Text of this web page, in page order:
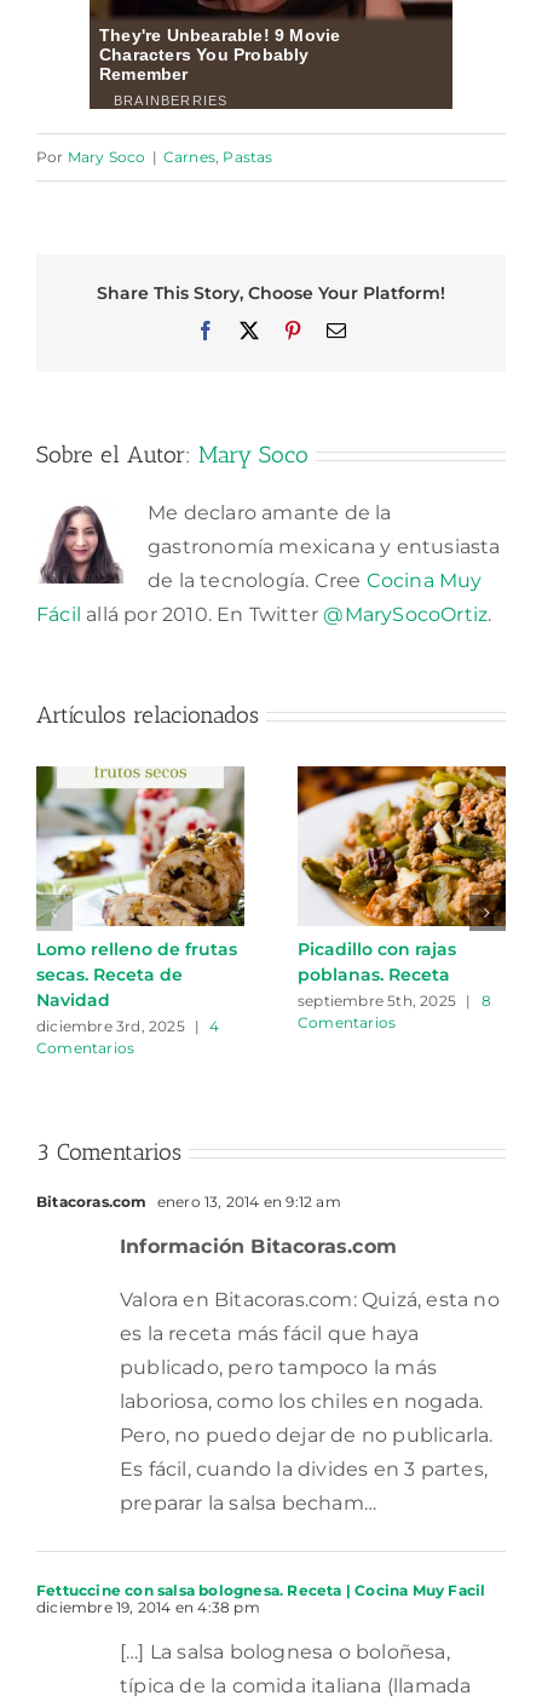
Por Mary Soco | Carnes, Pastas
Share This Story, Choose Your Platform!
Facebook PinterestCorreo
Sobre el Autor: Mary Soco
Me declaro amante de la
gastronomía mexicana y entusiasta
de la tecnología. Cree Cocina Muy
Fácil allá por 2010. En Twitter@MarySocoOrtiz.
Artículos relacionados
Lomo relleno de frutas
secas. Receta de
Navidad
diciembre 3rd, 2025 |
4
Comentarios
Picadillo con rajas
poblanas. Receta
septiembre 5th, 2025 |
8
Comentarios
3 Comentarios
Bitacoras.com enero 13, 2014 en 9:12 am
Información Bitacoras.com
Valora en Bitacoras.com: Quizá, esta no
es la receta más fácil que haya
publicado, pero tampoco la más
laboriosa, como los chiles en nogada.
Pero, no puedo dejar de no publicarla.
Es fácil, cuando la divides en 3 partes,
preparar la salsa becham…
Fettuccine con salsa bolognesa. Receta | Cocina Muy Facil
diciembre 19, 2014 en 4:38 pm
[…] La salsa bolognesa o boloñesa,
típica de la comida italiana (llamada